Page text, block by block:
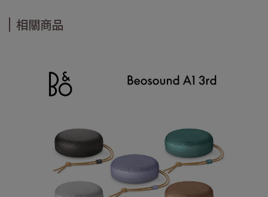
相關商品